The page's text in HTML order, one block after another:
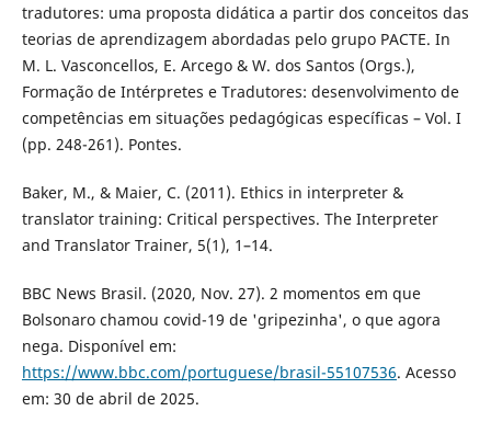
tradutores: uma proposta didática a partir dos conceitos das
teorias de aprendizagem abordadas pelo grupo PACTE. In
M. L. Vasconcellos, E. Arcego & W. dos Santos (Orgs.),
Formação de Intérpretes e Tradutores: desenvolvimento de
competências em situações pedagógicas específicas – Vol. I
(pp. 248-261). Pontes.
Baker, M., & Maier, C. (2011). Ethics in interpreter &
translator training: Critical perspectives. The Interpreter
and Translator Trainer, 5(1), 1–14.
BBC News Brasil. (2020, Nov. 27). 2 momentos em que
Bolsonaro chamou covid-19 de 'gripezinha', o que agora
nega. Disponível em:
https://www.bbc.com/portuguese/brasil-55107536. Acesso
em: 30 de abril de 2025.